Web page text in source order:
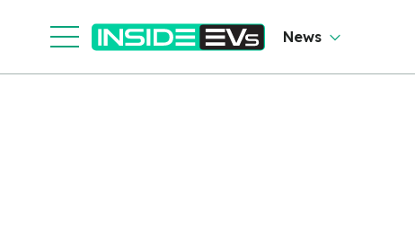
News